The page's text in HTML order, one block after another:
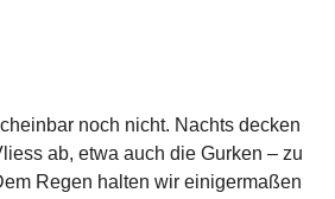
noch nicht. Nachts decken
ab, etwa auch die Gurken – zu
Regen halten wir einigermaßen